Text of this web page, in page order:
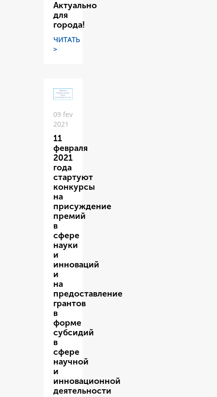
Актуально
для
города!
ЧИТАТЬ
>
09 fev
2021
11
февраля
2021
года
стартуют
конкурсы
на
присуждение
премий
в
сфере
науки
и
инноваций
и
на
предоставление
грантов
в
форме
субсидий
в
сфере
научной
и
инновационной
деятельности